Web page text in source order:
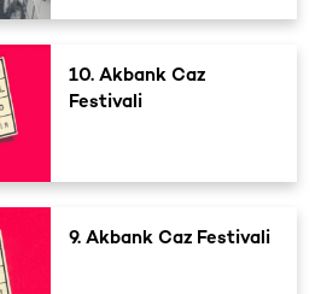
10. Akbank Caz
Festivali
9. Akbank Caz Festivali